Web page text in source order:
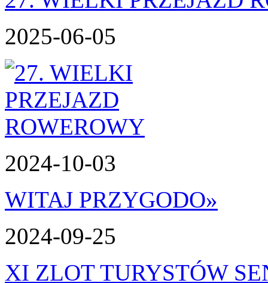
2025-06-05
2024-10-03
WITAJ PRZYGODO»
2024-09-25
XI ZLOT TURYSTÓW